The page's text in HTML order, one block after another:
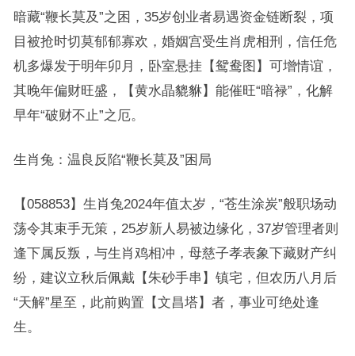
暗藏“鞭长莫及”之困，35岁创业者易遇资金链断裂，项
目被抢时切莫郁郁寡欢，婚姻宫受生肖虎相刑，信任危
机多爆发于明年卯月，卧室悬挂【鸳鸯图】可增情谊，
其晚年偏财旺盛，【黄水晶貔貅】能催旺“暗禄”，化解
早年“破财不止”之厄。
生肖兔：温良反陷“鞭长莫及”困局
【058853】生肖兔2024年值太岁，“苍生涂炭”般职场动
荡令其束手无策，25岁新人易被边缘化，37岁管理者则
逢下属反叛，与生肖鸡相冲，母慈子孝表象下藏财产纠
纷，建议立秋后佩戴【朱砂手串】镇宅，但农历八月后
“天解”星至，此前购置【文昌塔】者，事业可绝处逢
生。